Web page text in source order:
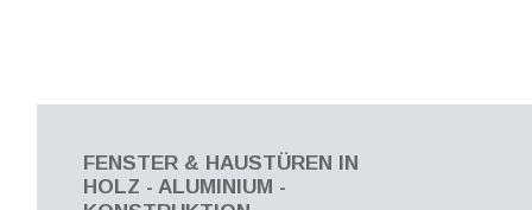
FENSTER & HAUSTÜREN IN
HOLZ - ALUMINIUM -